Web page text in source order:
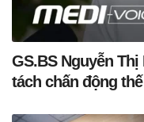
GS.BS Nguyễn
tách chấn động